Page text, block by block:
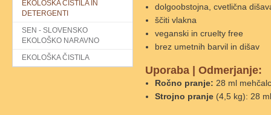
EKOLOŠKA ČISTILA IN
DETERGENTI
SEN - SLOVENSKO
EKOLOŠKO NARAVNO
EKOLOŠKA ČISTILA
dolgoobstojna, cvetlična
ščiti vlakna
veganski in cruelty free
brez umetnih barvil in dišav
Uporaba Odmerjanje:
Ročno pranje: 28 ml
Strojno pranje (4,5 kg): 28